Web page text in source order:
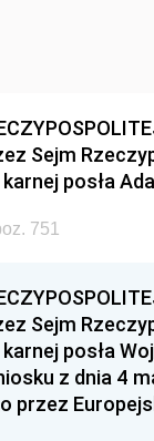
Sejm
posła
751
Sejm
posła
z dnia 4
przez